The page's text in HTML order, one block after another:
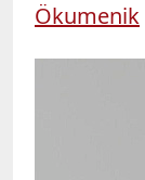
Ökumenik